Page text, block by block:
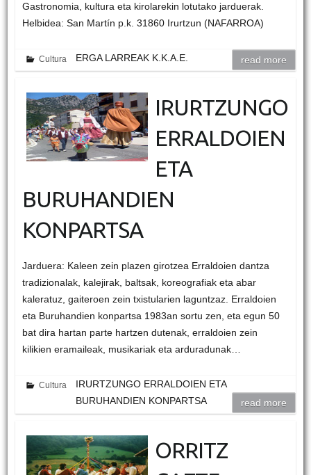
Gastronomia, kultura eta kirolarekin lotutako jarduerak.
Helbidea: San Martín p.k. 31860 Irurtzun (NAFARROA)
Cultura ERGA LARREAK K.K.A.E. read more
IRURTZUNGO
ERRALDOIEN
ETA
BURUHANDIEN
KONPARTSA
Jarduera: Kaleen zein plazen girotzea Erraldoien dantza
tradizionalak, kalejirak, baltsak, koreografiak eta abar
kaleratuz, gaiteroen zein txistularien laguntzaz. Erraldoien
eta Buruhandien konpartsa 1983an sortu zen, eta egun 50
bat dira hartan parte hartzen dutenak, erraldoien zein
kilikien eramaileak, musikariak eta arduradunak…
Cultura
IRURTZUNGO ERRALDOIEN ETA
BURUHANDIEN KONPARTSA
read more
ORRITZ